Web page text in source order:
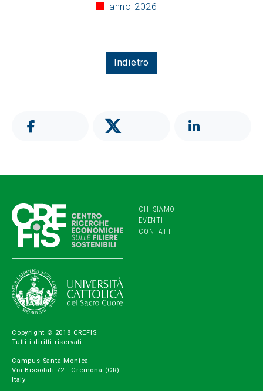
anno 2026
Indietro
Copyright © 2018 CREFIS.
Tutti i diritti riservati.
Campus Santa Monica
Via Bissolati 72 - Cremona (CR) -
Italy
CHI SIAMO
EVENTI
CONTATTI